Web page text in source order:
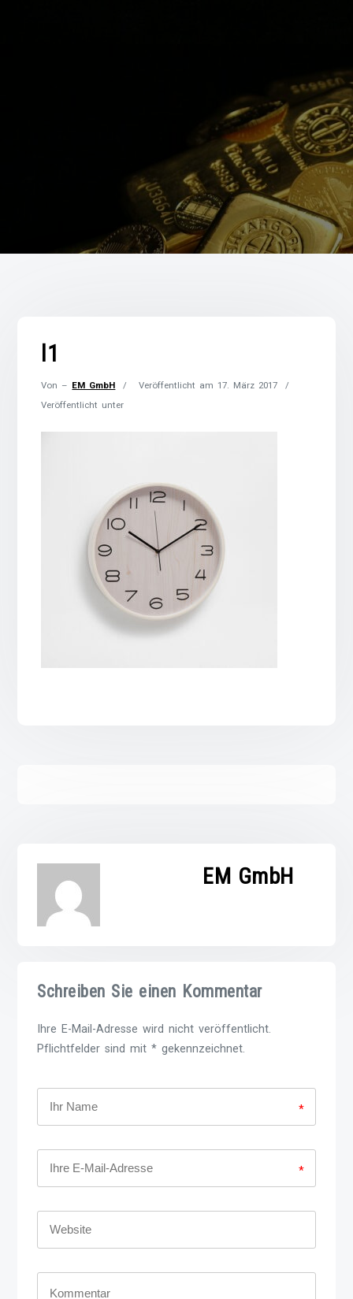
l1
Von – EM GmbH Veröffentlicht am17. März 2017
Veröffentlicht unter
EM GmbH
Schreiben Sie einen Kommentar
Ihre E-Mail-Adresse wird nicht veröffentlicht.
Pflichtfelder sind mit * gekennzeichnet.
*
*